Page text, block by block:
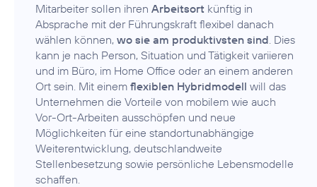
Mitarbeiter sollen ihren Arbeitsort künftig in
Absprache mit der Führungskraft flexibel danach
wählen können, wo sie am produktivsten sind . Dies
kann je nach Person, Situation und Tätigkeit variieren
und im Büro, im Home Office oder an einem anderen
Ort sein. Mit einem flexiblen Hybridmodell will das
Unternehmen die Vorteile von mobilem wie auch
Vor-Ort-Arbeiten ausschöpfen und neue
Möglichkeiten für eine standortunabhängige
Weiterentwicklung, deutschlandweite
Stellenbesetzung sowie persönliche Lebensmodelle
schaffen.